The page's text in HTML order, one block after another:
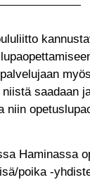
myös
saadaan
niin
Haminassa
poika -